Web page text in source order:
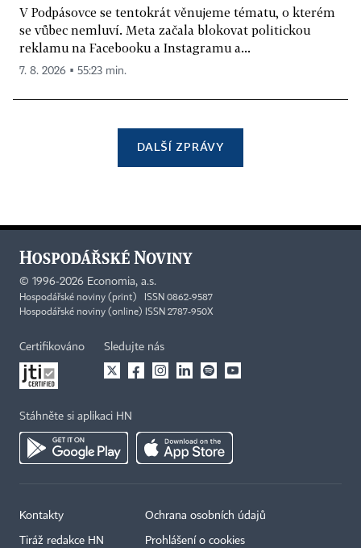
V Podpásovce se tentokrát věnujeme tématu, o kterém
se vůbec nemluví. Meta začala blokovat politickou
reklamu na Facebooku a Instagramu a...
7. 8. 2026 ▪ 55:23 min.
DALŠÍ ZPRÁVY
© 1996-2026 Economia, a.s.
Hospodářské noviny (print) ISSN 0862-9587
Hospodářské noviny (online) ISSN 2787-950X
Certifikováno Sledujte nás
Stáhněte si aplikaci HN
Kontakty
Tiráž redakce HN
Ochrana osobních údajů
Prohlášení o cookies